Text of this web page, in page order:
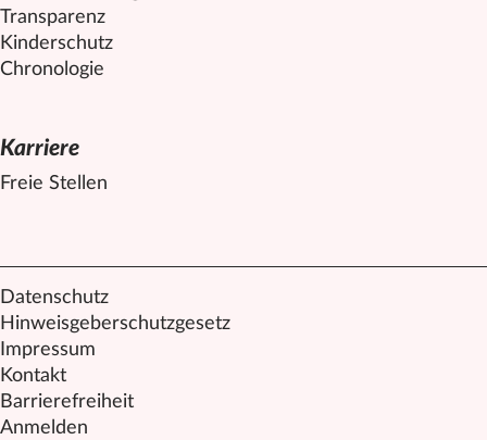
Transparenz
Kinderschutz
Chronologie
Karriere
Freie Stellen
Datenschutz
Hinweisgeberschutzgesetz
Impressum
Kontakt
Barrierefreiheit
Anmelden